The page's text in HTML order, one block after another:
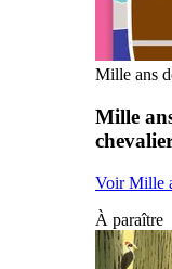
Mille ans
Mille
Voir Mille
À paraître